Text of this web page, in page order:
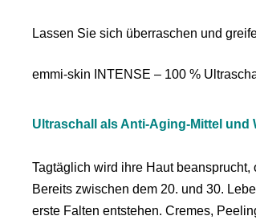
Lassen Sie sich überraschen und
emmi-skin INTENSE – 100 %
Ultraschall als Anti-Aging-Mittel und
Tagtäglich wird ihre Haut
Bereits zwischen dem 20. und 30.
erste Falten entstehen. Cremes,